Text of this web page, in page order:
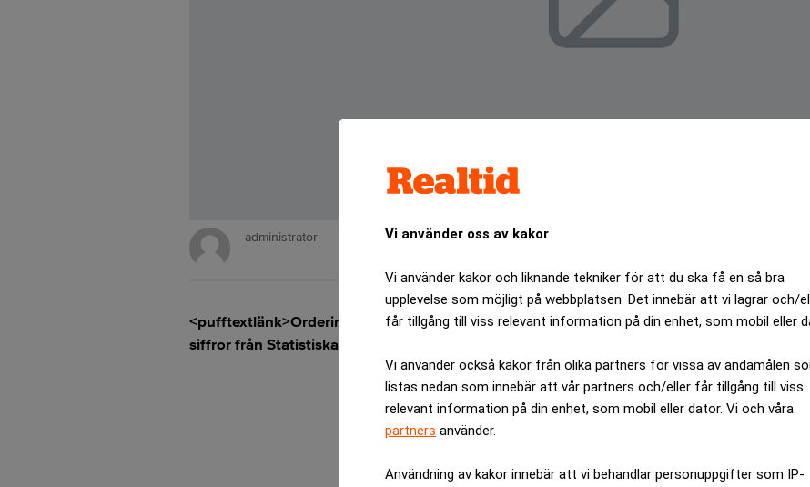
Vi använder oss av kakor
Vi använder kakor och liknande tekniker för att du ska få en så bra
upplevelse som möjligt på webbplatsen. Det innebär att vi lagrar och/
får tillgång till viss relevant information på din enhet, som mobil eller
Vi använder också kakor från olika partners för vissa av ändamålen
listas nedan som innebär att vår partners och/eller får tillgång till viss
relevant information på din enhet, som mobil eller dator. Vi och våra
partners använder.
Användning av kakor innebär att vi behandlar personuppgifter som IP-
administrator
<pufftextlänk>Orderingången till den svenska industrin ökade med 3,1 procent från
siffror från Statistiska centralbyrån (SCB). </pufftextlänk>Uppgången följde på en ökning